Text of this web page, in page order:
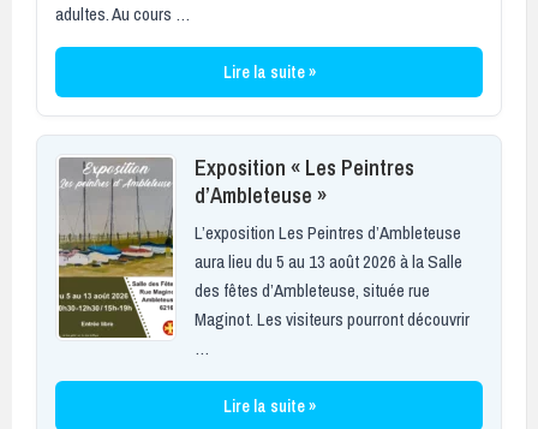
adultes. Au cours …
Lire la suite »
Exposition « Les Peintres
d’Ambleteuse »
L’exposition Les Peintres d’Ambleteuse
aura lieu du 5 au 13 août 2026 à la Salle
des fêtes d’Ambleteuse, située rue
Maginot. Les visiteurs pourront découvrir
…
Lire la suite »